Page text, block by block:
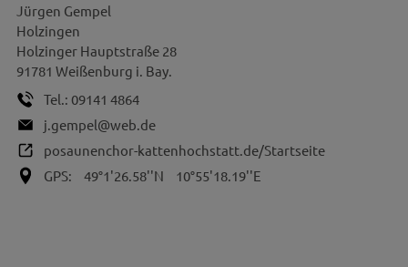
Jürgen Gempel
Holzingen
Holzinger Hauptstraße 28
91781 Weißenburg i. Bay.
Tel.: 09141 4864
j.gempel@web.de
posaunenchor-kattenhochstatt.de/Startseite
GPS:
49°1'26.58''N 10°55'18.19''E